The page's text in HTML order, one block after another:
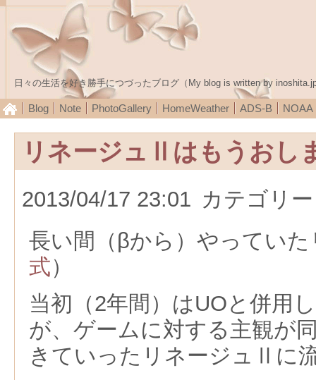
日々の生活を好き勝手につづったブログ（My blog is written by
Blog Note PhotoGallery HomeWeather ADS-B NOAA
リネージュⅡはもうおし
2013/04/17 23:01 カテゴリ
長い間（βから）やってい
式）
当初（2年間）はUOと併用
が、ゲームに対する主観が
きていったリネージュⅡに